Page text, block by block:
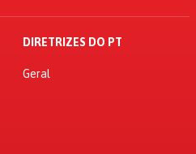
DIRETRIZES DO PT
Geral